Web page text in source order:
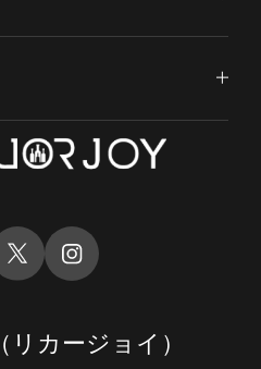
（リカージョイ）